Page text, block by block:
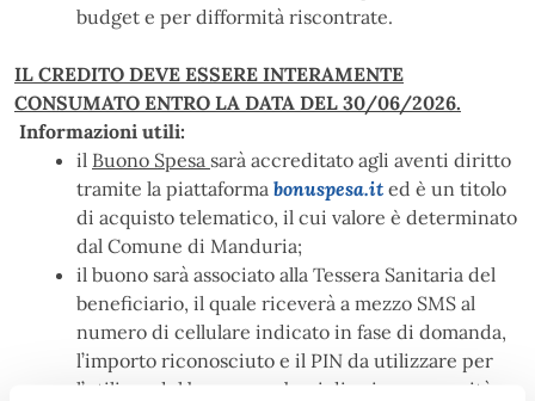
budget e per difformità riscontrate.
IL CREDITO DEVE ESSERE INTERAMENTE
CONSUMATO ENTRO LA DATA DEL 30/06/2026.
Informazioni utili:
il Buono Spesa sarà accreditato agli aventi diritto
tramite la piattaforma bonuspesa.it ed è un titolo
di acquisto telematico, il cui valore è determinato
dal Comune di Manduria;
il buono sarà associato alla Tessera Sanitaria del
beneficiario, il quale riceverà a mezzo SMS al
numero di cellulare indicato in fase di domanda,
l’importo riconosciuto e il PIN da utilizzare per
l’utilizzo del buono per beni di prima necessità